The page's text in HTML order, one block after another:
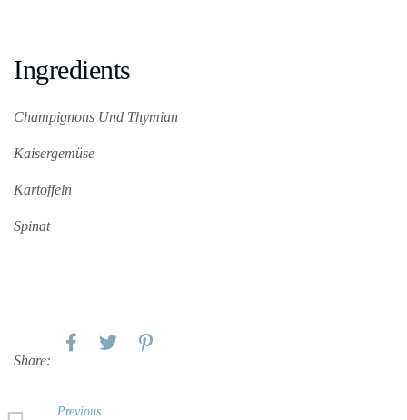
Ingredients
Champignons Und Thymian
Kaisergemüse
Kartoffeln
Spinat
Share:
Previous